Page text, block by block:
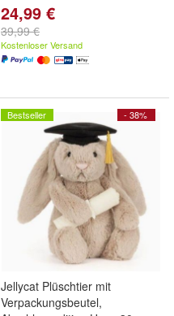
24,99 €
39,99 €
Kostenloser Versand
- 38%
Bestseller
Jellycat Plüschtier mit
Verpackungsbeutel,